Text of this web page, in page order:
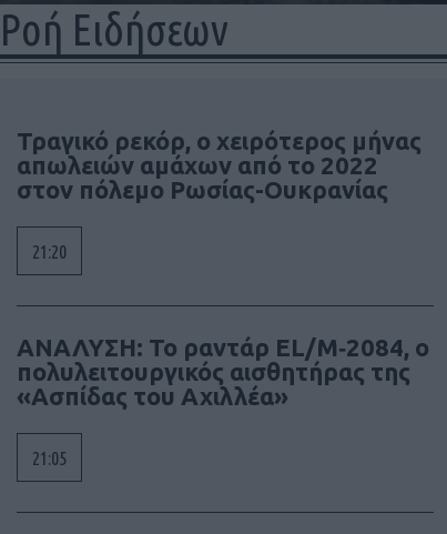
Ροή Ειδήσεων
Τραγικό ρεκόρ, ο χειρότερος μήνας
απωλειών αμάχων από το 2022
στον πόλεμο Ρωσίας-Ουκρανίας
21:20
ΑΝΑΛΥΣΗ: To ραντάρ EL/M‑2084, ο
πολυλειτουργικός αισθητήρας της
«Ασπίδας του Αχιλλέα»
21:05